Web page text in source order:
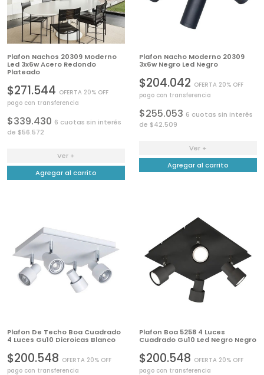
Plafon Nachos 20309 Moderno
Led 3x6w Acero Redondo
Plateado
$271.544 OFERTA 20% OFF
pago con transferencia
$339.430 6 cuotas sin interés
de $56.572
Ver +
Agregar al carrito
Plafon Nacho Moderno 20309
3x6w Negro Led Negro
$204.042 OFERTA 20% OFF
pago con transferencia
$255.053 6 cuotas sin interés
de $42.509
Ver +
Agregar al carrito
Plafon De Techo Boa Cuadrado
4 Luces Gu10 Dicroicas Blanco
$200.548 OFERTA 20% OFF
pago con transferencia
Plafon Boa 5258 4 Luces
Cuadrado Gu10 Led Negro Negro
$200.548 OFERTA 20% OFF
pago con transferencia